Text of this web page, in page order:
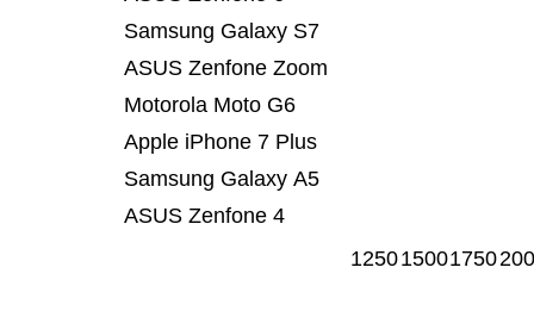
ASUS Zenfone 4
Samsung Galaxy A5
Apple iPhone 7 Plus
Motorola Moto G6
ASUS Zenfone Zoom
Samsung Galaxy S7
125015001750